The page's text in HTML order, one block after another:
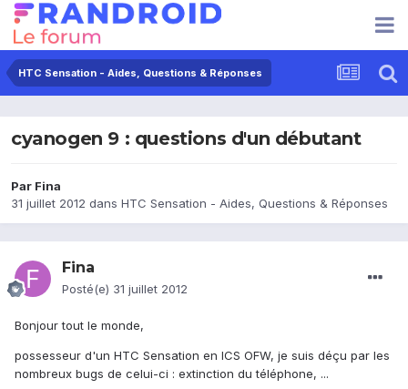
HTC Sensation - Aides, Questions & Réponses
cyanogen 9 : questions d'un débutant
Par Fina
31 juillet 2012 dans HTC Sensation - Aides, Questions & Réponses
Fina
Posté(e) 31 juillet 2012
Bonjour tout le monde,
possesseur d'un HTC Sensation en ICS OFW, je suis déçu par les
nombreux bugs de celui-ci : extinction du téléphone, ...